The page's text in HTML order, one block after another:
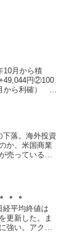
10月から積
円②100
から利確）
下落。海外投資
か、米国商業
売っているの
。。
経平均終値は
更新した。ま
強い。アクセ